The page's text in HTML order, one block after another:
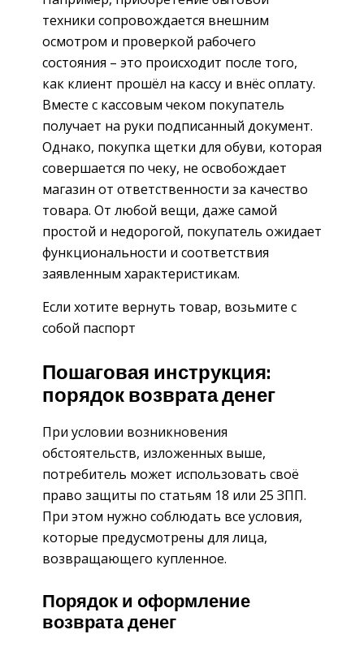
техники сопровождается внешним
осмотром и проверкой рабочего
состояния – это происходит после того,
как клиент прошёл на кассу и внёс оплату.
Вместе с кассовым чеком покупатель
получает на руки подписанный документ.
Однако, покупка щетки для обуви, которая
совершается по чеку, не освобождает
магазин от ответственности за качество
товара. От любой вещи, даже самой
простой и недорогой, покупатель ожидает
функциональности и соответствия
заявленным характеристикам.
Если хотите вернуть товар, возьмите с
собой паспорт
Пошаговая инструкция:
порядок возврата денег
При условии возникновения
обстоятельств, изложенных выше,
потребитель может использовать своё
право защиты по статьям 18 или 25 ЗПП.
При этом нужно соблюдать все условия,
которые предусмотрены для лица,
возвращающего купленное.
Порядок и оформление
возврата денег